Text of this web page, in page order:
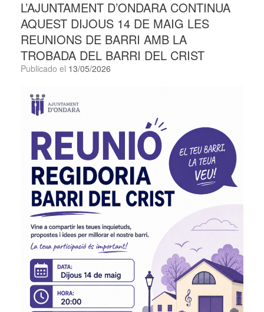
L’AJUNTAMENT D’ONDARA CONTINUA
AQUEST DIJOUS 14 DE MAIG LES
REUNIONS DE BARRI AMB LA
TROBADA DEL BARRI DEL CRIST
Publicado el 13/05/2026